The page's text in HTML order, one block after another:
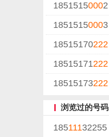
18515150002
18515150003
18515170222
18515171222
18515173222
浏览过的号码
18511132255